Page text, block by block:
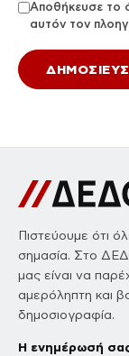
Αποθήκευσε το
αυτόν τον
Πιστεύουμε ότι
σημασία. Στο
μας είναι να
αμερόληπτη και
δημοσιογραφία.
Η ενημέρωσή